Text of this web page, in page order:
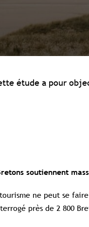
étude a pour
soutiennent
ne peut se
près de 2 800